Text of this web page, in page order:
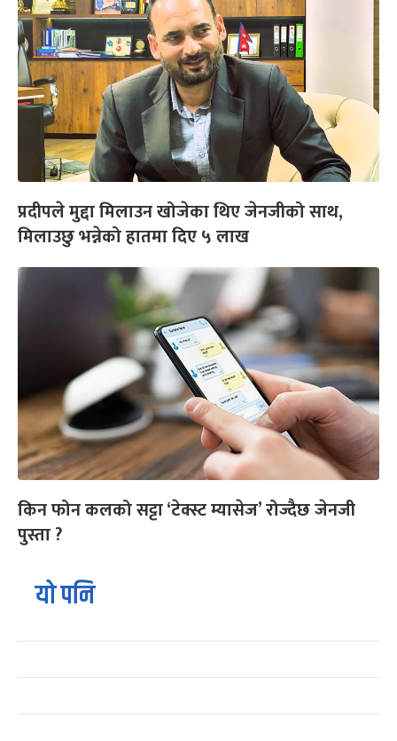
प्रदीपले मुद्दा मिलाउन खोजेका थिए जेनजीको साथ,
मिलाउछु भन्नेको हातमा दिए ५ लाख
किन फोन कलको सट्टा ‘टेक्स्ट म्यासेज’ रोज्दैछ जेनजी
पुस्ता ?
यो पनि